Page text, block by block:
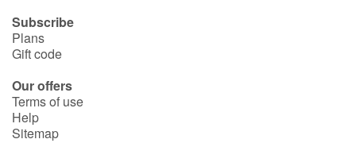
Subscribe
Plans
Gift code
Our offers
Terms of use
Help
Sitemap